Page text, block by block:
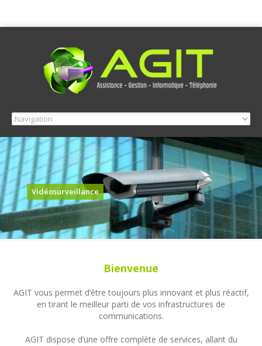
Vidéosurveillance
Bienvenue
AGIT vous permet d’être toujours plus innovant et plus réactif,
en tirant le meilleur parti de vos infrastructures de
communications.
AGIT dispose d’une offre complète de services, allant du